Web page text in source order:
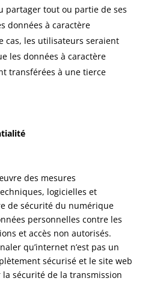
partager tout ou partie de ses
données à caractère
cas, les utilisateurs seraient
les données à caractère
transférées à une tierce
des mesures
logicielles et
de sécurité du numérique
personnelles contre les
et accès non autorisés.
qu’internet n’est pas un
sécurisé et le site web
sécurité de la transmission